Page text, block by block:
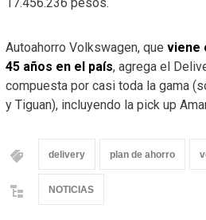
17.456.236 pesos.
Autoahorro Volkswagen, que viene
45 años en el país, agrega el
compuesta por casi toda la gama
y Tiguan), incluyendo la pick up
delivery plan de ahorro
NOTICIAS